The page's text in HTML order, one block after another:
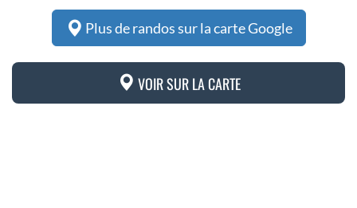
Plus de randos sur la carte Google
VOIR SUR LA CARTE